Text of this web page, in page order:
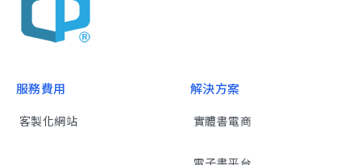
服務費用
客製化網站
解決方案
實體書電商